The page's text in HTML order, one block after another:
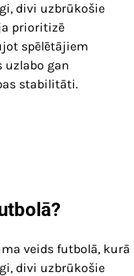
divi uzbrūkošie
prioritizē
spēlētājiem
uzlabo gan
stabilitāti.
veids futbolā, kurā
divi uzbrūkošie